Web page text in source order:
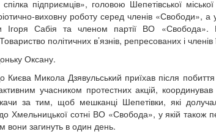
спілка підприємців», головою Шепетівської
виховну роботу серед членів «Свободи»,
Ігоря Сабія та членом партії ВО «Свобода».
політичних в’язнів, репресованих і членів
Оксану.
Києва Микола Дзявульський приїхав після побиття
учасником протестних акцій, координував
за тим, щоб мешканці Шепетівки, які
Хмельницької сотні ВО «Свобода», у якій також
вони загинуть в один день.